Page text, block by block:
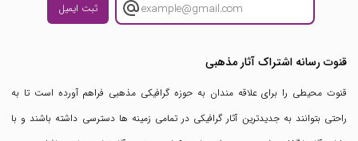
ثبت ایمیل
قنوت رسانه اشتراک آثار مذهبی
قنوت محیطی را برای علاقه مندان به حوزه گرافیکی مذهبی فراهم آورده است تا به
راحتی بتوانند به جدیدترین آثار گرافیکی در تمامی زمینه ها دسترسی داشته باشند و با